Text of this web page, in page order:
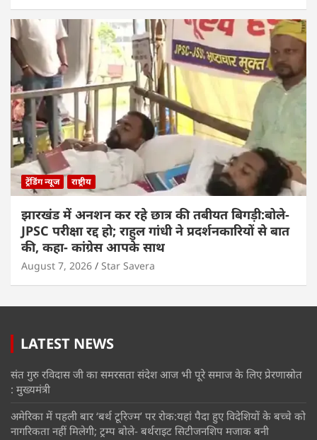
ट्रेंडिंग न्यूज राष्ट्रीय
झारखंड में अनशन कर रहे छात्र की तबीयत बिगड़ी:बोले-
JPSC परीक्षा रद्द हो; राहुल गांधी ने प्रदर्शनकारियों से बात
की, कहा- कांग्रेस आपके साथ
August 7, 2026 Star Savera
LATEST NEWS
संत गुरु रविदास जी का समरसता संदेश आज भी पूरे समाज के लिए प्रेरणास्रोत
: मुख्यमंत्री
अमेरिका में पहली बार ‘बर्थ टूरिज्म’ पर रोक:यहां पैदा हुए विदेशियों के बच्चे को
नागरिकता नहीं मिलेगी; ट्रम्प बोले- बर्थराइट सिटीजनशिप मजाक बनी